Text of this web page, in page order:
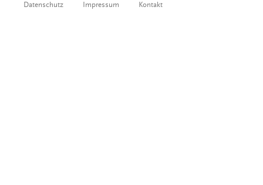
Datenschutz
Impressum Kontakt